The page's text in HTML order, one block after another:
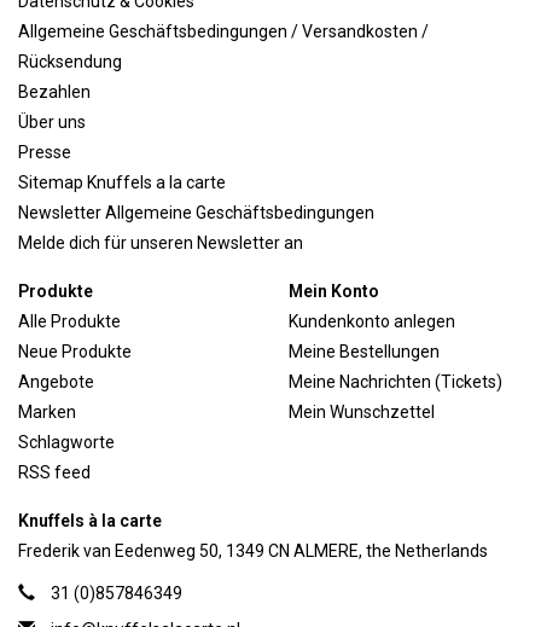
Allgemeine Geschäftsbedingungen / Versandkosten /
Rücksendung
Bezahlen
Über uns
Presse
Sitemap Knuffels a la carte
Newsletter Allgemeine Geschäftsbedingungen
Melde dich für unseren Newsletter an
Produkte
Alle Produkte
Neue Produkte
Angebote
Marken
Schlagworte
RSS feed
Mein Konto
Kundenkonto anlegen
Meine Bestellungen
Meine Nachrichten (Tickets)
Mein Wunschzettel
Knuffels à la carte
Frederik van Eedenweg 50, 1349 CN ALMERE, the Netherlands
31 (0)857846349